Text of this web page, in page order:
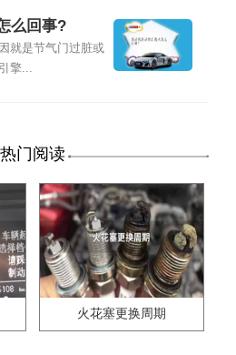
么回事?
就是节气门过脏或
擎...
热门阅读
火花塞更换周期